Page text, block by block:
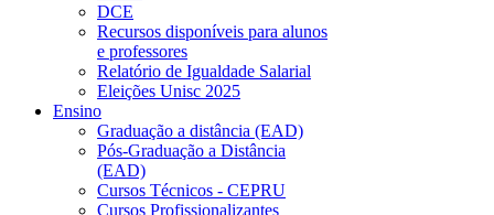
DCE
Recursos disponíveis para alunos
e professores
Relatório de Igualdade Salarial
Eleições Unisc 2025
Ensino
Graduação a distância (EAD)
Pós-Graduação a Distância
(EAD)
Cursos Técnicos - CEPRU
Cursos Profissionalizantes